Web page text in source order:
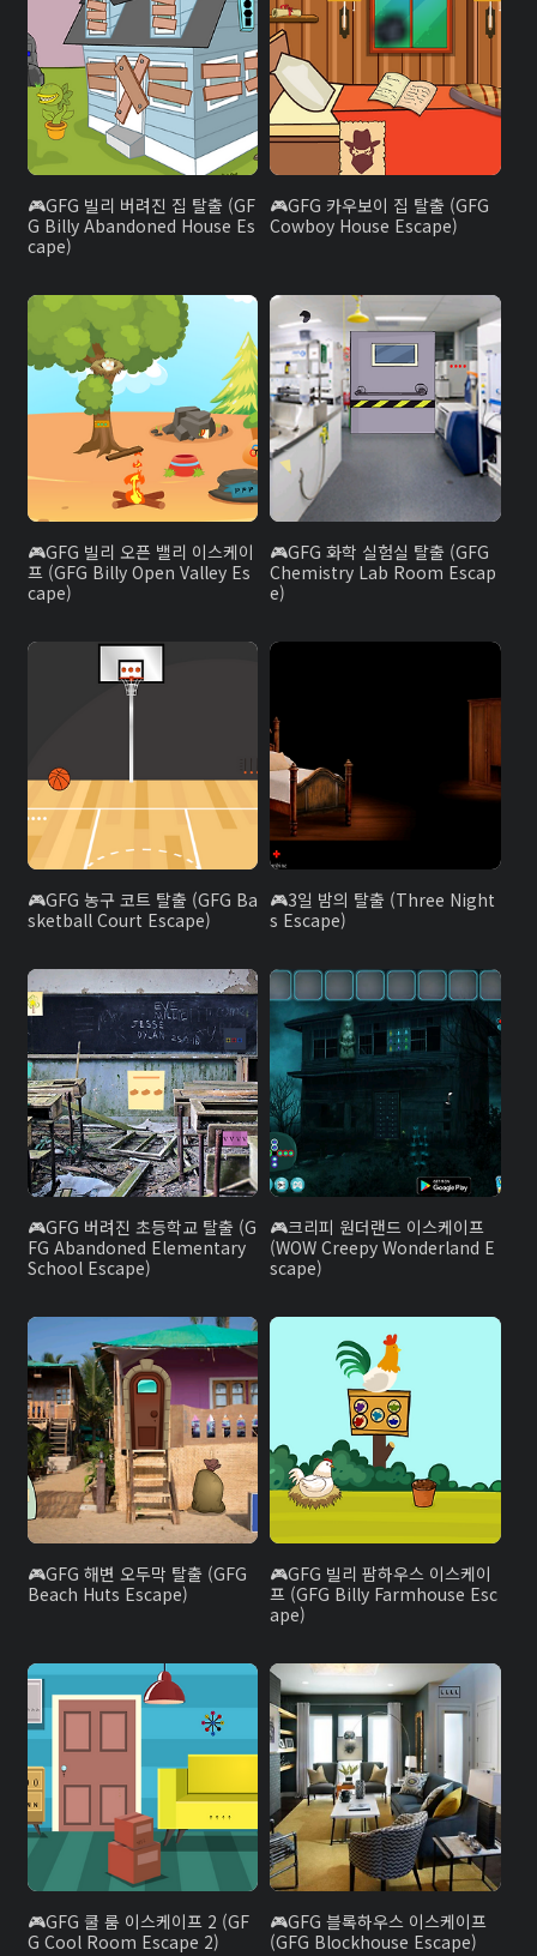
GFG 빌리 버려진 집 탈출 (GF
G Billy Abandoned House Es
cape)
GFG 카우보이 집 탈출 (GFG
Cowboy House Escape)
GFG 빌리 오픈 밸리 이스케이
프 (GFG Billy Open Valley Es
cape)
GFG 화학 실험실 탈출 (GFG
Chemistry Lab Room Escap
e)
GFG 농구 코트 탈출 (GFG Ba
sketball Court Escape)
3일 밤의 탈출 (Three Night
s Escape)
GFG 버려진 초등학교 탈출 (G
FG Abandoned Elementary
School Escape)
크리피 원더랜드 이스케이프
(WOW Creepy Wonderland E
scape)
GFG 해변 오두막 탈출 (GFG
Beach Huts Escape)
GFG 빌리 팜하우스 이스케이
프 (GFG Billy Farmhouse Esc
ape)
GFG 쿨 룸 이스케이프 2 (GF
G Cool Room Escape 2)
GFG 블록하우스 이스케이프
(GFG Blockhouse Escape)